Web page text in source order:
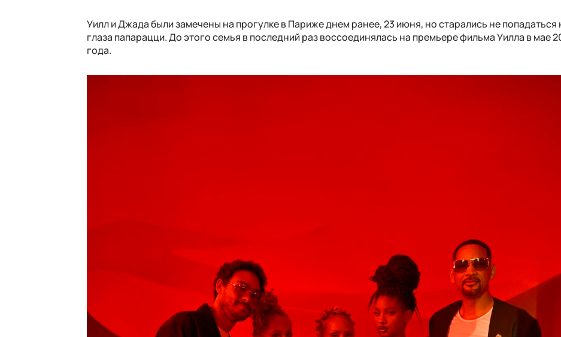
Уилл и Джада были замечены на прогулке в Париже днем ранее, 23 июня, но старались не попадаться
глаза папарацци. До этого семья в последний раз воссоединялась на премьере фильма Уилла в мае
года.